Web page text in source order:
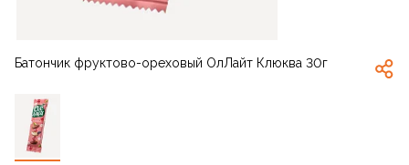
Батончик фруктово-ореховый ОлЛайт Клюква 30г